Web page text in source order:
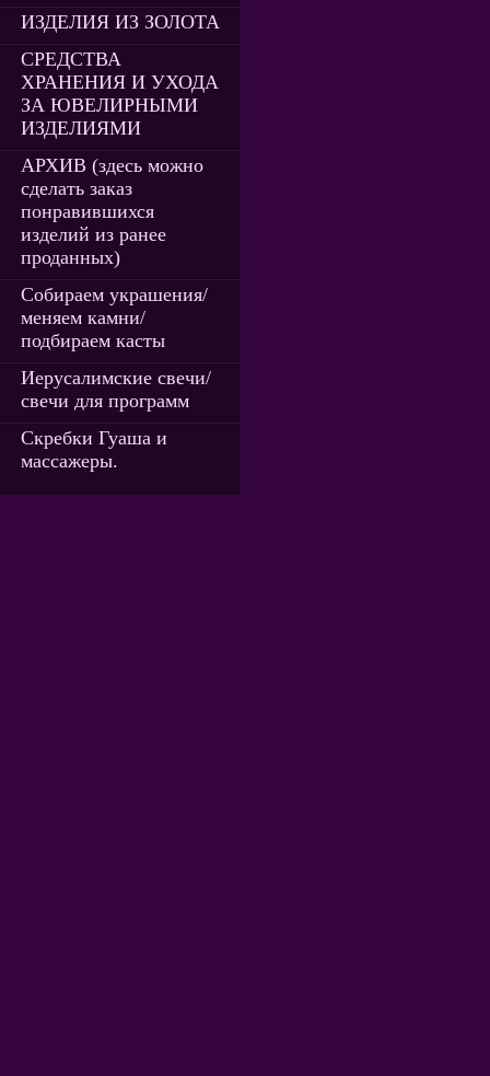
ИЗДЕЛИЯ ИЗ ЗОЛОТА
СРЕДСТВА
ХРАНЕНИЯ И УХОДА
ЗА ЮВЕЛИРНЫМИ
ИЗДЕЛИЯМИ
АРХИВ (здесь можно
сделать заказ
понравившихся
изделий из ранее
проданных)
Собираем украшения/
меняем камни/
подбираем касты
Иерусалимские свечи/
свечи для программ
Скребки Гуаша и
массажеры.